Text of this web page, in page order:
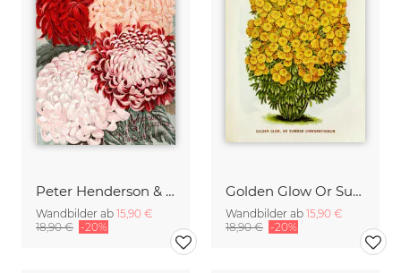
Peter Henderson & Co - Chrysanthemen
Wandbilder ab 15,90 €
18,90 € -20%
Golden Glow Or Summer Chrysanthemum
Wandbilder ab 15,90 €
18,90 € -20%